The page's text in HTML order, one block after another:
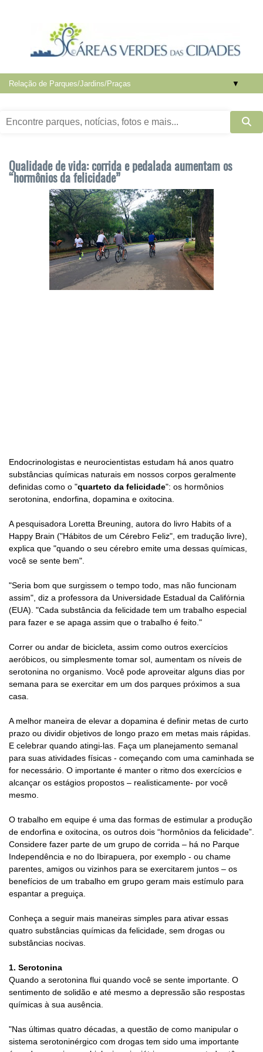
▼
Qualidade de vida: corrida e pedalada aumentam os
“hormônios da felicidade”
Endocrinologistas e neurocientistas estudam há anos quatro
substâncias químicas naturais em nossos corpos geralmente
definidas como o "quarteto da felicidade": os hormônios
serotonina, endorfina, dopamina e oxitocina.
A pesquisadora Loretta Breuning, autora do livro Habits of a
Happy Brain ("Hábitos de um Cérebro Feliz", em tradução livre),
explica que "quando o seu cérebro emite uma dessas químicas,
você se sente bem".
"Seria bom que surgissem o tempo todo, mas não funcionam
assim", diz a professora da Universidade Estadual da Califórnia
(EUA). "Cada substância da felicidade tem um trabalho especial
para fazer e se apaga assim que o trabalho é feito."
Correr ou andar de bicicleta, assim como outros exercícios
aeróbicos, ou simplesmente tomar sol, aumentam os níveis de
serotonina no organismo. Você pode aproveitar alguns dias por
semana para se exercitar em um dos parques próximos a sua
casa.
A melhor maneira de elevar a dopamina é definir metas de curto
prazo ou dividir objetivos de longo prazo em metas mais rápidas.
E celebrar quando atingi-las. Faça um planejamento semanal
para suas atividades físicas - começando com uma caminhada se
for necessário. O importante é manter o ritmo dos exercícios e
alcançar os estágios propostos – realisticamente- por você
mesmo.
O trabalho em equipe é uma das formas de estimular a produção
de endorfina e oxitocina, os outros dois “hormônios da felicidade”.
Considere fazer parte de um grupo de corrida – há no Parque
Independência e no do Ibirapuera, por exemplo - ou chame
parentes, amigos ou vizinhos para se exercitarem juntos – os
benefícios de um trabalho em grupo geram mais estímulo para
espantar a preguiça.
Conheça a seguir mais maneiras simples para ativar essas
quatro substâncias químicas da felicidade, sem drogas ou
substâncias nocivas.
1. Serotonina
Quando a serotonina flui quando você se sente importante. O
sentimento de solidão e até mesmo a depressão são respostas
químicas à sua ausência.
"Nas últimas quatro décadas, a questão de como manipular o
sistema serotoninérgico com drogas tem sido uma importante